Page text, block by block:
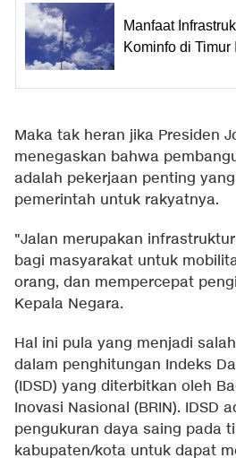
Manfaat
Kominfo di Timur
Maka tak heran jika Presiden
menegaskan bahwa
adalah pekerjaan penting
pemerintah untuk rakyatnya.
"Jalan merupakan
bagi masyarakat untuk
orang, dan mempercepat
Kepala Negara.
Hal ini pula yang menjadi
dalam penghitungan Indeks
(IDSD) yang diterbitkan oleh
Inovasi Nasional (BRIN). IDSD
pengukuran daya saing pada
kabupaten/kota untuk dapat